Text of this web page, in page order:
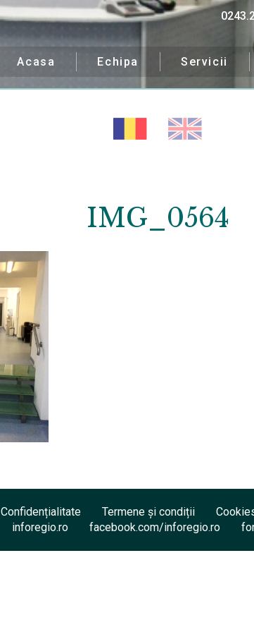
Acasa Echipa Servicii
noastră îți va fi
IMG_0564
Confidențialitate Termene și condiții
inforegio.ro
facebook.com/inforegio.ro